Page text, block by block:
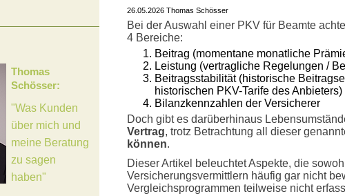
26.05.2026 Thomas Schösser
Bei der Auswahl einer PKV für Beamte
4 Bereiche:
Beitrag (momentane monatliche
Leistung (vertragliche Regelungen /
Beitragsstabilität (historische
historischen PKV-Tarife des Anbieters)
Bilanzkennzahlen der Versicherer
Doch gibt es darüberhinaus
Vertrag, trotz Betrachtung all dieser
können.
Dieser Artikel beleuchtet Aspekte, die
Versicherungsvermittlern häufig gar nicht
Vergleichsprogrammen teilweise nicht
Thomas
Schösser:
"Was Kunden
über mich und
meine Beratung
zu sagen
haben"